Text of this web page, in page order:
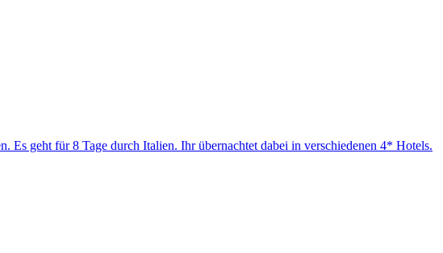
Es geht für 8 Tage durch Italien. Ihr übernachtet dabei in verschiedenen 4* Hotels.